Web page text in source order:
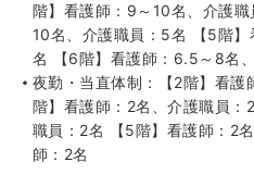
階】看護師：9～10名、介護
10名、介護職員：5名 【5階
名 【6階】看護師：6.5～8名
夜勤・当直体制：【2階】看
階】看護師：2名、介護職員
職員：2名 【5階】看護師：2
師：2名